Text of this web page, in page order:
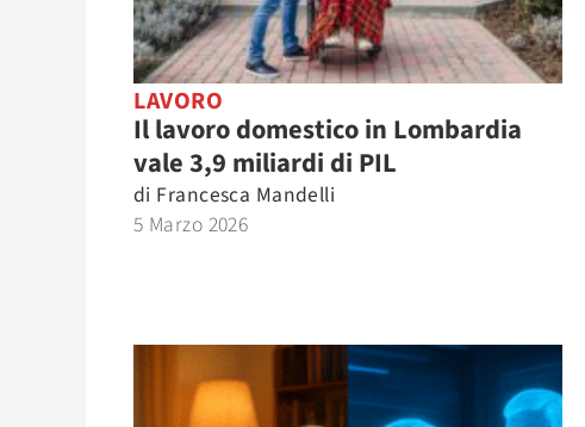
LAVORO
Il lavoro domestico in Lombardia
vale 3,9 miliardi di PIL
di Francesca Mandelli
5 Marzo 2026